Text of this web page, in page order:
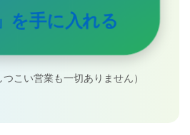
を手に入れる
つこい営業も一切ありません）